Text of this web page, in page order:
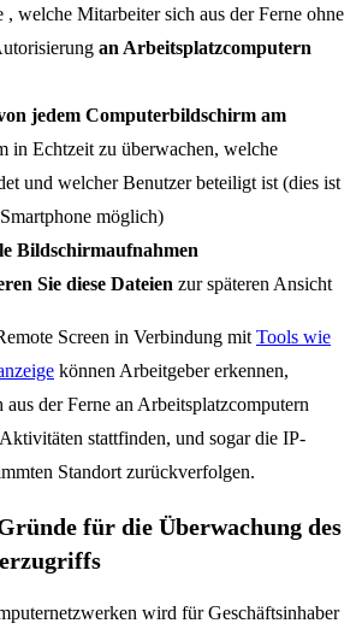
, welche Mitarbeiter sich aus der Ferne ohne
an Arbeitsplatzcomputern
jedem Computerbildschirm am
in Echtzeit zu überwachen, welche
und welcher Benutzer beteiligt ist (dies ist
möglich)
Bildschirmaufnahmen
Sie diese Dateien zur späteren Ansicht
Screen in Verbindung mit Tools wie
können Arbeitgeber erkennen,
der Ferne an Arbeitsplatzcomputern
stattfinden, und sogar die IP-
Standort zurückverfolgen.
für die Überwachung des
wird für Geschäftsinhaber